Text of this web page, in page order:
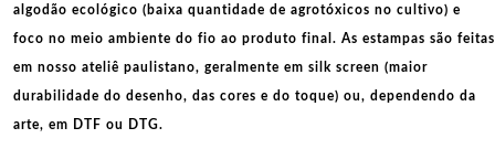
algodão ecológico (baixa quantidade de agrotóxicos no cultivo) e
foco no meio ambiente do fio ao produto final. As estampas são feitas
em nosso ateliê paulistano, geralmente em silk screen (maior
durabilidade do desenho, das cores e do toque) ou, dependendo da
arte, em DTF ou DTG.